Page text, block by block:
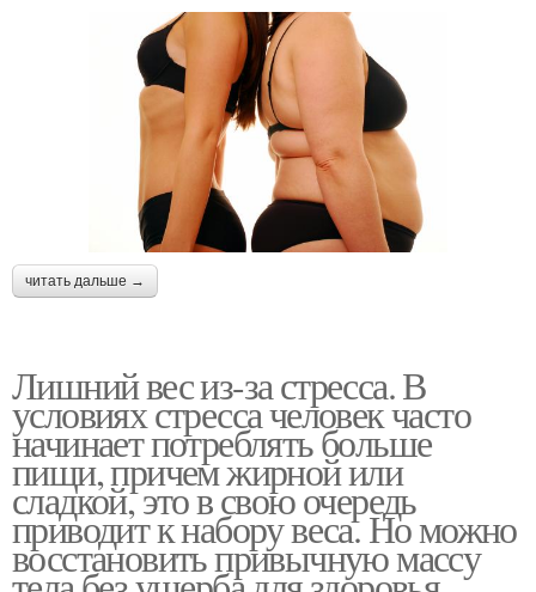
читать дальше →
Лишний вес из-за стресса. В
условиях стресса человек часто
начинает потреблять больше
пищи, причем жирной или
сладкой, это в свою очередь
приводит к набору веса. Но можно
восстановить привычную массу